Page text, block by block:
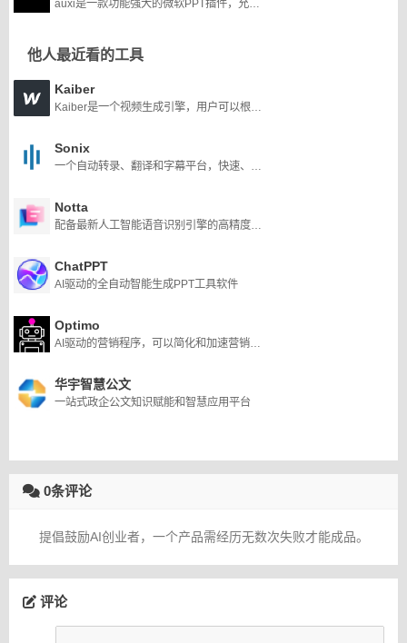
auxi是一款功能强大的微软PPT插件，允许你将手绘的PPT草图转换为PowerPoint幻灯片
他人最近看的工具
Kaiber
Kaiber是一个视频生成引擎，用户可以根据自己的图片或文字描述创建视频。它为音乐家提供了Spotify Canvas等功能，为艺术家提供了灵感，为创作者提供了内容，为未来主义者提供了乐趣，使他们能够以独特的方式表达自己，并推动AI工具的界限。
Sonix
一个自动转录、翻译和字幕平台，快速、准确、实惠。它可以将音频和视频转换为文本，利用其先进的自动翻译引擎在几分钟内翻译文本，并创建全自动字幕
Notta
配备最新人工智能语音识别引擎的高精度文字转录服务
ChatPPT
AI驱动的全自动智能生成PPT工具软件
Optimo
AI驱动的营销程序，可以简化和加速营销过程。
华宇智慧公文
一站式政企公文知识赋能和智慧应用平台
0条评论
提倡鼓励AI创业者，一个产品需经历无数次失败才能成品。
评论